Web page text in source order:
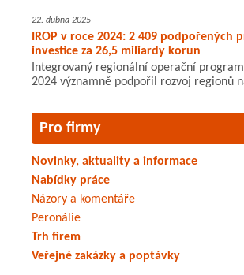
22. dubna 2025
IROP v roce 2024: 2 409 podpořených
investice za 26,5 miliardy korun
Integrovaný regionální operační
2024 významně podpořil rozvoj regionů
Pro firmy
Novinky, aktuality a informace
Nabídky práce
Názory a komentáře
Peronálie
Trh firem
Veřejné zakázky a poptávky